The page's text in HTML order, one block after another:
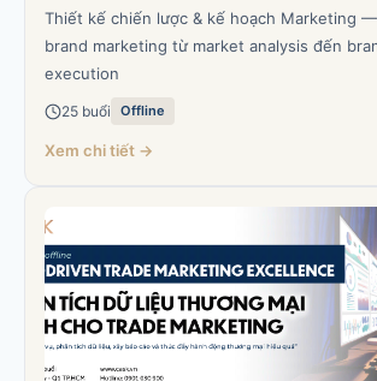
Thiết kế chiến lược & kế hoạch Marketing
brand marketing từ market analysis đến
execution
25 buổi Offline
Xem chi tiết →